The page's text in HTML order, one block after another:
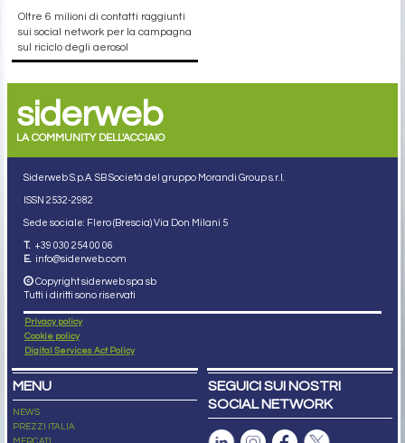
Oltre 6 milioni di contatti raggiunti
sui social network per la campagna
sul riciclo degli aerosol
siderweb
LA COMMUNITY DELL'ACCIAIO
Siderweb S.p.A. SB Società del gruppo Morandi Group s.r.l.
ISSN 2532-2982
Sede sociale: Flero (Brescia) Via Don Milani 5
T. +39 030 254 00 06
E. info@siderweb.com
Copyright siderweb spa sb
Tutti i diritti sono riservati
Privacy policy
Cookie policy
Digital Services Act Policy
MENU
NEWS
PREZZI ITALIA
MERCATI
SEGUICI SUI NOSTRI
SOCIAL NETWORK